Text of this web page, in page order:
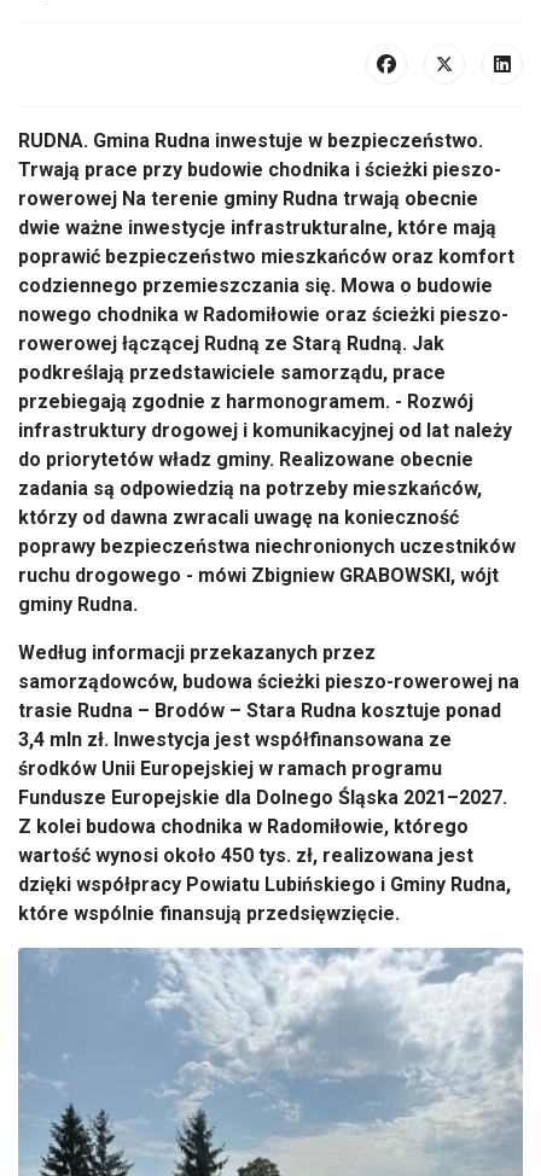
RUDNA. Gmina Rudna inwestuje w bezpieczeństwo.
Trwają prace przy budowie chodnika i ścieżki pieszo-
rowerowej Na terenie gminy Rudna trwają obecnie
dwie ważne inwestycje infrastrukturalne, które mają
poprawić bezpieczeństwo mieszkańców oraz komfort
codziennego przemieszczania się. Mowa o budowie
nowego chodnika w Radomiłowie oraz ścieżki pieszo-
rowerowej łączącej Rudną ze Starą Rudną. Jak
podkreślają przedstawiciele samorządu, prace
przebiegają zgodnie z harmonogramem. - Rozwój
infrastruktury drogowej i komunikacyjnej od lat należy
do priorytetów władz gminy. Realizowane obecnie
zadania są odpowiedzią na potrzeby mieszkańców,
którzy od dawna zwracali uwagę na konieczność
poprawy bezpieczeństwa niechronionych uczestników
ruchu drogowego - mówi Zbigniew GRABOWSKI, wójt
gminy Rudna.
Według informacji przekazanych przez
samorządowców, budowa ścieżki pieszo-rowerowej na
trasie Rudna – Brodów – Stara Rudna kosztuje ponad
3,4 mln zł. Inwestycja jest współfinansowana ze
środków Unii Europejskiej w ramach programu
Fundusze Europejskie dla Dolnego Śląska 2021–2027.
Z kolei budowa chodnika w Radomiłowie, którego
wartość wynosi około 450 tys. zł, realizowana jest
dzięki współpracy Powiatu Lubińskiego i Gminy Rudna,
które wspólnie finansują przedsięwzięcie.